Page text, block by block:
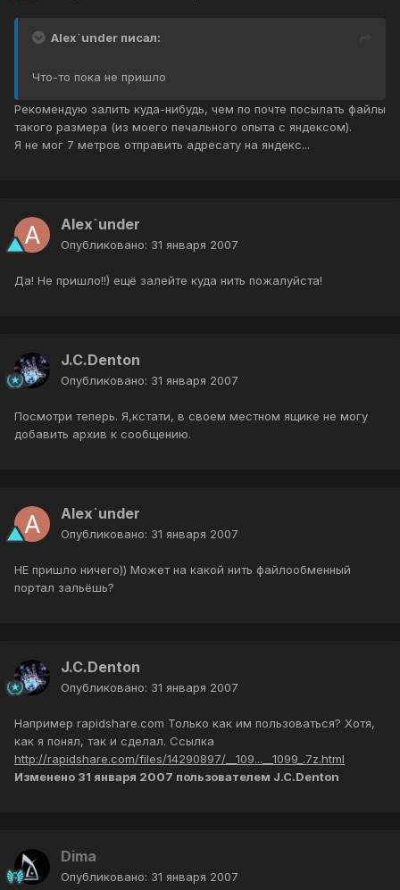
Alex`under писал:
Что-то пока не пришло
Рекомендую залить куда-нибудь, чем по почте посылать файлы
такого размера (из моего печального опыта с яндексом).
Я не мог 7 метров отправить адресату на яндекс...
Alex`under
Опубликовано: 31 января 2007
Да! Не пришло!!) ещё залейте куда нить пожалуйста!
J.C.Denton
Опубликовано: 31 января 2007
Посмотри теперь. Я,кстати, в своем местном ящике не могу
добавить архив к сообщению.
Alex`under
Опубликовано: 31 января 2007
НЕ пришло ничего)) Может на какой нить файлообменный
портал зальёшь?
J.C.Denton
Опубликовано: 31 января 2007
Например rapidshare.com Только как им пользоваться? Хотя,
как я понял, так и сделал. Ссылка
http://rapidshare.com/files/14290897/__109...__1099_.7z.html
Изменено 31 января 2007 пользователем J.C.Denton
Dima
Опубликовано: 31 января 2007